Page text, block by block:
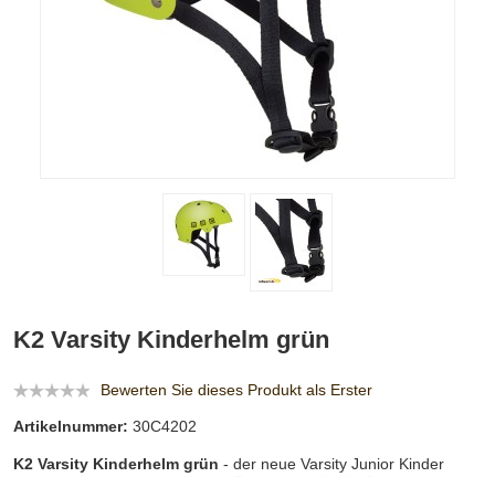
K2 Varsity Kinderhelm grün
Bewerten Sie dieses Produkt als Erster
Artikelnummer: 30C4202
K2 Varsity Kinderhelm grün - der neue Varsity Junior Kinder